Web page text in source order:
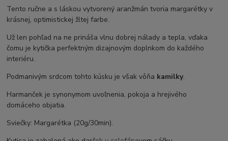
Tento ručne a s láskou vytvorený aranžmán tvoria margarétky v
krásnej, optimistickej žltej farbe.
Už len pohľad na ne prináša vlnu dobrej nálady a tepla, vďaka
čomu je kytička perfektným dizajnovým doplnkom do každého
interiéru.
Podmanivým srdcom tohto kúsku je však vôňa kamilky.
Harmanček je synonymom uvoľnenia, pokoja a hrejivého
domáceho objatia.
Sviečky: Margarétka (20g/30min).